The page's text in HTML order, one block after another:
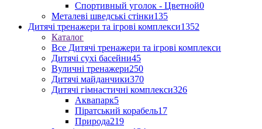
Спортивный уголок - Цветной0
Металеві шведські стінки135
Дитячі тренажери та ігрові комплекси1352
Каталог
Все Дитячі тренажери та ігрові комплекси
Дитячі сухі басейни45
Вуличні тренажери250
Дитячі майданчики370
Дитячі гімнастичні комплекси326
Аквапарк5
Піратський корабель17
Природа219